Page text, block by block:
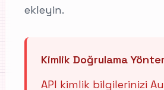
ekleyin.
Kimlik Doğrulama
API kimlik bilgilerinizi